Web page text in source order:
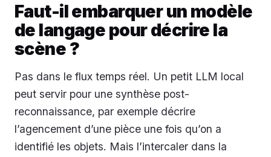
Faut-il embarquer un modèle
de langage pour décrire la
scène ?
Pas dans le flux temps réel. Un petit LLM local
peut servir pour une synthèse post-
reconnaissance, par exemple décrire
l’agencement d’une pièce une fois qu’on a
identifié les objets. Mais l’intercaler dans la